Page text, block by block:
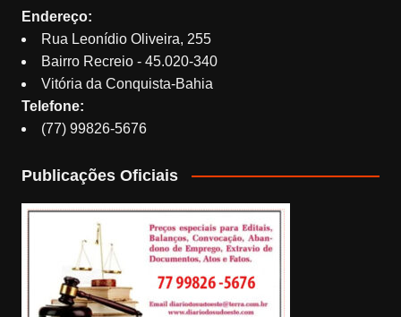
Endereço:
Rua Leonídio Oliveira, 255
Bairro Recreio - 45.020-340
Vitória da Conquista-Bahia
Telefone:
(77) 99826-5676
Publicações Oficiais